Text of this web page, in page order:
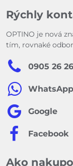
Rýchly
OPTINO je nová
tím, rovnaké
0905 26
WhatsApp
Google
Facebook
Ako